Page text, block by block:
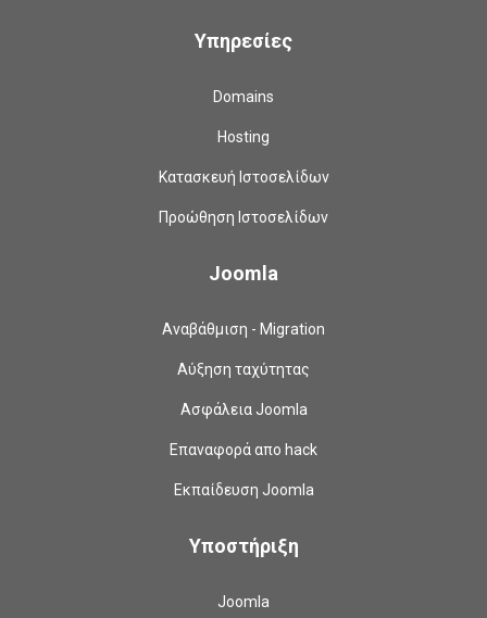
Υπηρεσίες
Domains
Hosting
Κατασκευή Ιστοσελίδων
Προώθηση Ιστοσελίδων
Joomla
Αναβάθμιση - Migration
Αύξηση ταχύτητας
Ασφάλεια Joomla
Επαναφορά απο hack
Εκπαίδευση Joomla
Υποστήριξη
Joomla